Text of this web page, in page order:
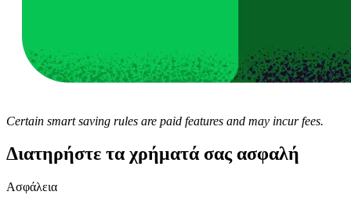
Certain smart saving rules are paid features and may incur fees.
Διατηρήστε τα χρήματά σας ασφαλή
Ασφάλεια